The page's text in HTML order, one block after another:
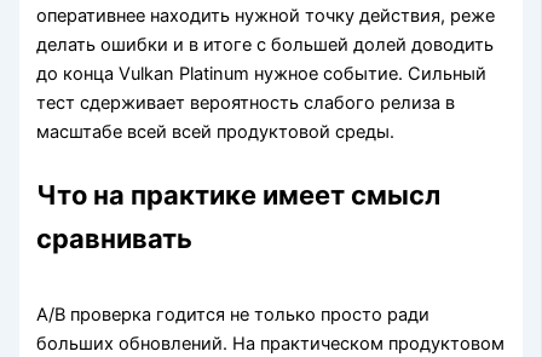
оперативнее находить нужной точку действия, реже
делать ошибки и в итоге с большей долей доводить
до конца Vulkan Platinum нужное событие. Сильный
тест сдерживает вероятность слабого релиза в
масштабе всей всей продуктовой среды.
Что на практике имеет смысл
сравнивать
A/B проверка годится не только просто ради
больших обновлений. На практическом продуктовом